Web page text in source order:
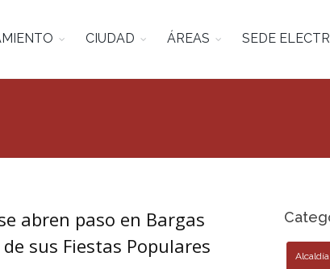
CIUDAD ÁREAS SEDE
abren paso en Bargas
sus Fiestas Populares
Alcaldía